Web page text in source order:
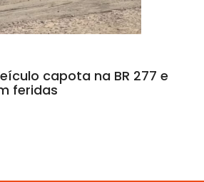
capota na BR 277 e
feridas